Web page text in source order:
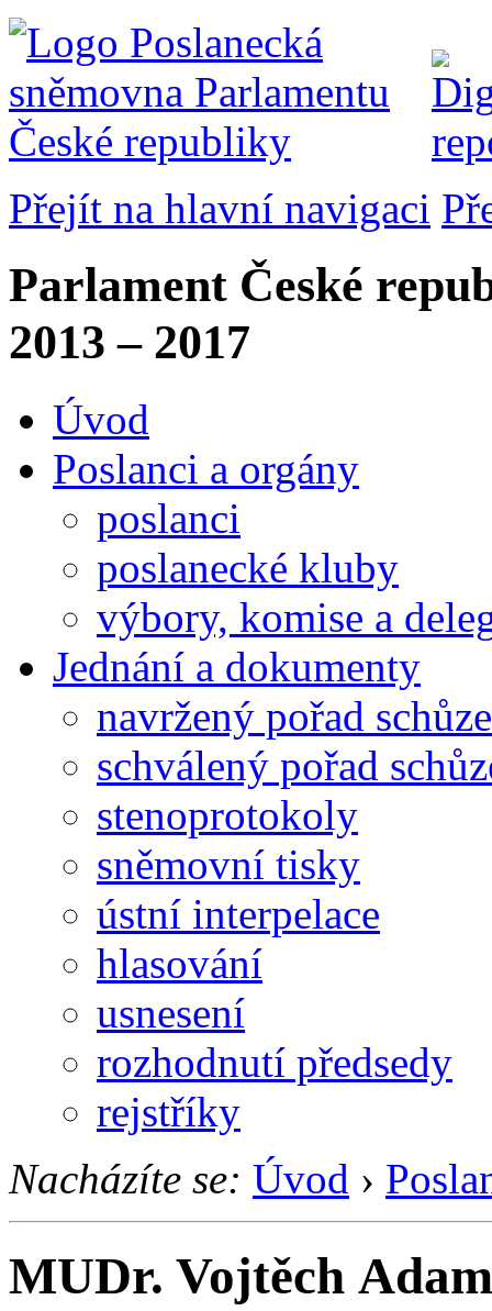
Přejít na hlavní navigaci
Parlament České
2013 – 2017
Úvod
Poslanci a orgány
poslanci
poslanecké kluby
výbory, komise a
Jednání a dokumenty
navržený pořad schůze
schválený pořad
stenoprotokoly
sněmovní tisky
ústní interpelace
hlasování
usnesení
rozhodnutí předsedy
rejstříky
Nacházíte se: Úvod ›
MUDr. Vojtěch Adam